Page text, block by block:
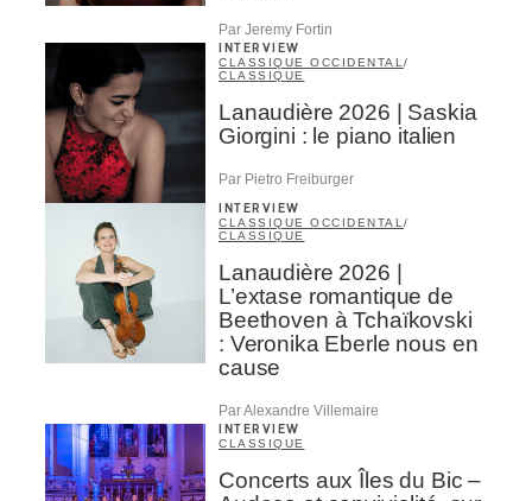
Par Jeremy Fortin
INTERVIEW
CLASSIQUE OCCIDENTAL /
CLASSIQUE
Lanaudière 2026 | Saskia
Giorgini : le piano italien
Par Pietro Freiburger
INTERVIEW
CLASSIQUE OCCIDENTAL /
CLASSIQUE
Lanaudière 2026 |
L’extase romantique de
Beethoven à Tchaïkovski
: Veronika Eberle nous en
cause
Par Alexandre Villemaire
INTERVIEW
CLASSIQUE
Concerts aux Îles du Bic –